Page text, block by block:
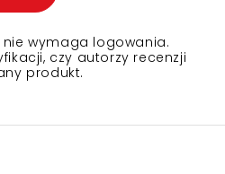
wymaga logowania.
czy autorzy recenzji
produkt.